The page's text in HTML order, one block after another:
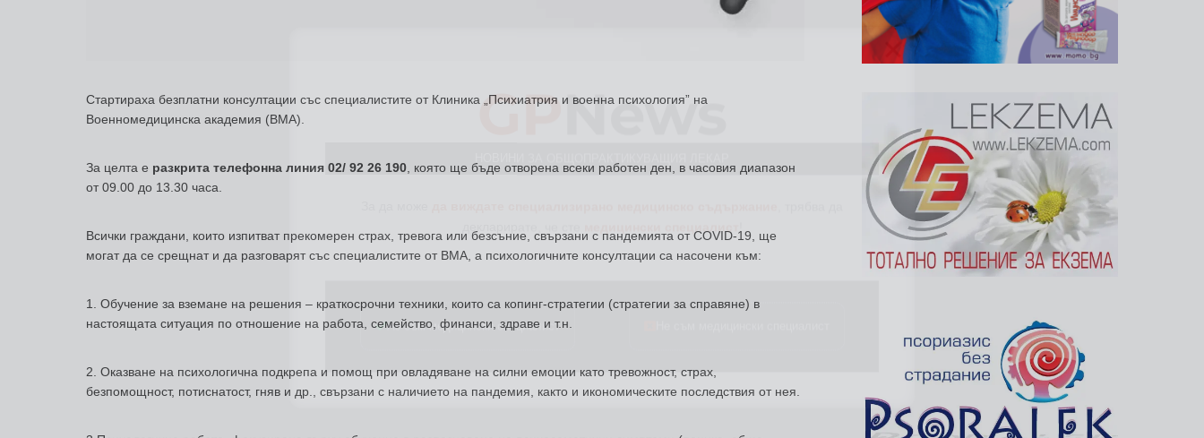
Стартираха безплатни консултации със специалистите от Клиника „Психиатрия и военна психология” на
Военномедицинска академия (ВМА).
За целта е разкрита телефонна линия 02/ 92 26 190, която ще бъде отворена всеки работен ден, в часовия диапазон
от 09.00 до 13.30 часа.
Всички граждани, които изпитват прекомерен страх, тревога или безсъние, свързани с пандемията от COVID-19, ще
могат да се срещнат и да разговарят със специалистите от ВМА, а психологичните консултации са насочени към:
1. Обучение за вземане на решения – краткосрочни техники, които са копинг-стратегии (стратегии за справяне) в
настоящата ситуация по отношение на работа, семейство, финанси, здраве и т.н.
2. Оказване на психологична подкрепа и помощ при овладяване на силни емоции като тревожност, страх,
безпомощност, потиснатост, гняв и др., свързани с наличието на пандемия, както и икономическите последствия от нея.
НОВИНИ ЗА ОБЩОПРАКТИКУВАЩИЯ ЛЕКАР
декларирате, че сте
медицински специалист !